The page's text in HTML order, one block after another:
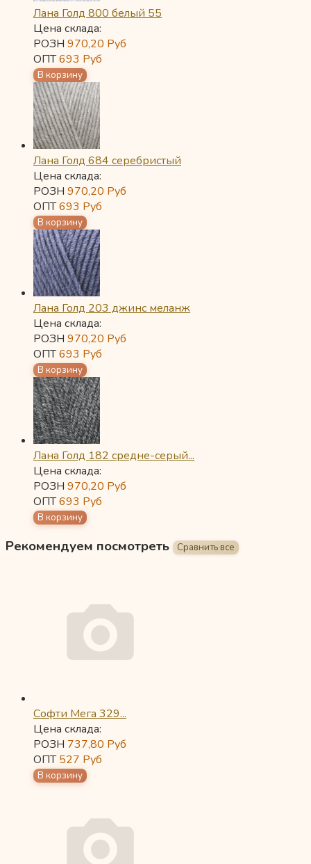
Лана Голд 800 белый 55
Цена склада:
РОЗН 970,20 Руб
ОПТ693 Руб
Лана Голд 684 серебристый
Цена склада:
РОЗН 970,20 Руб
ОПТ693 Руб
Лана Голд 203 джинс меланж
Цена склада:
РОЗН 970,20 Руб
ОПТ693 Руб
Лана Голд 182 средне-серый...
Цена склада:
РОЗН 970,20 Руб
ОПТ693 Руб
Рекомендуем посмотреть
Софти Мега 329...
Цена склада:
РОЗН 737,80 Руб
ОПТ527 Руб